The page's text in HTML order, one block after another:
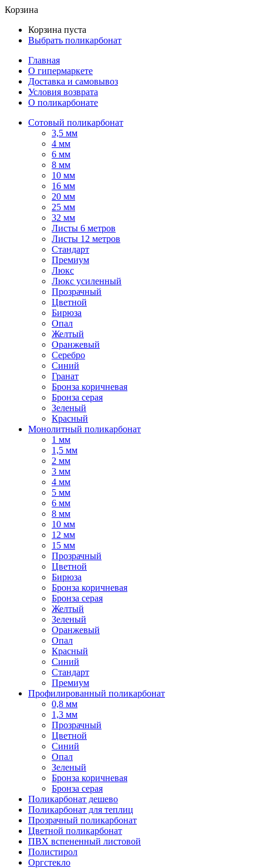
Корзина
Корзина пуста
Выбрать поликарбонат
Главная
О гипермаркете
Доставка и самовывоз
Условия возврата
О поликарбонате
Сотовый поликарбонат
3,5 мм
4 мм
6 мм
8 мм
10 мм
16 мм
20 мм
25 мм
32 мм
Листы 6 метров
Листы 12 метров
Стандарт
Премиум
Люкс
Люкс усиленный
Прозрачный
Цветной
Бирюза
Опал
Желтый
Оранжевый
Серебро
Синий
Гранат
Бронза коричневая
Бронза серая
Зеленый
Красный
Монолитный поликарбонат
1 мм
1,5 мм
2 мм
3 мм
4 мм
5 мм
6 мм
8 мм
10 мм
12 мм
15 мм
Прозрачный
Цветной
Бирюза
Бронза коричневая
Бронза серая
Желтый
Зеленый
Оранжевый
Опал
Красный
Синий
Стандарт
Премиум
Профилированный поликарбонат
0,8 мм
1,3 мм
Прозрачный
Цветной
Синий
Опал
Зеленый
Бронза коричневая
Бронза серая
Поликарбонат дешево
Поликарбонат для теплиц
Прозрачный поликарбонат
Цветной поликарбонат
ПВХ вспененный листовой
Полистирол
Оргстекло